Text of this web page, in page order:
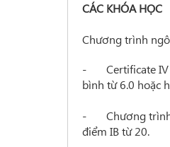
CÁC KHÓA HỌC
Chương trình
- Certificate
bình từ 6.0 hoặc
- Chương
điểm IB từ 20.